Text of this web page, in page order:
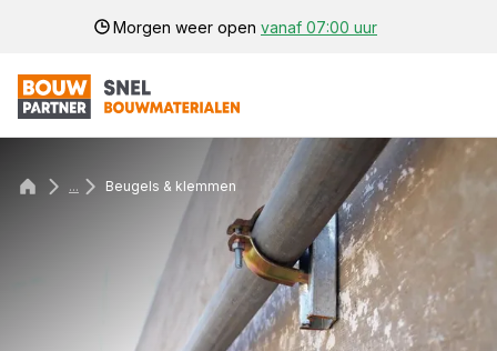
Morgen weer open vanaf 07:00 uur
... Beugels & klemmen